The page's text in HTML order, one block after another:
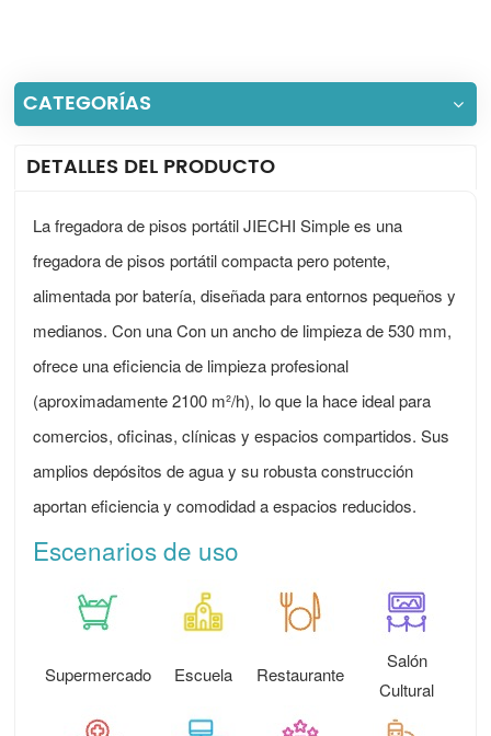
CATEGORÍAS
DETALLES DEL PRODUCTO
La fregadora de pisos portátil JIECHI Simple es una
fregadora de pisos portátil compacta pero potente,
alimentada por batería, diseñada para entornos pequeños y
medianos. Con una Con un ancho de limpieza de 530 mm,
ofrece una eficiencia de limpieza profesional
(aproximadamente 2100 m²/h), lo que la hace ideal para
comercios, oficinas, clínicas y espacios compartidos. Sus
amplios depósitos de agua y su robusta construcción
aportan eficiencia y comodidad a espacios reducidos.
Escenarios de uso
Supermercado Escuela Restaurante
Salón
Cultural